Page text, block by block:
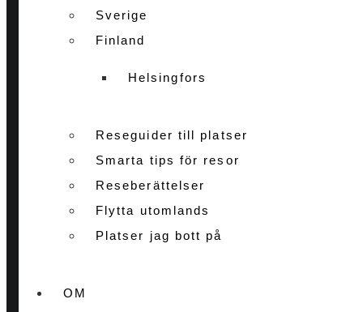
Sverige
Finland
Helsingfors
Reseguider till platser
Smarta tips för resor
Reseberättelser
Flytta utomlands
Platser jag bott på
OM